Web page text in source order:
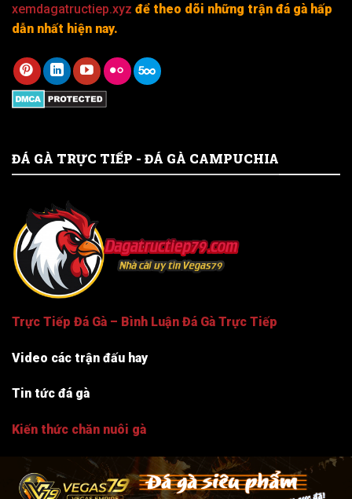
xemdagatructiep.xyz để theo dõi những trận đá gà hấp
dẫn nhất hiện nay.
ĐÁ GÀ TRỰC TIẾP - ĐÁ GÀ CAMPUCHIA
Trực Tiếp Đá Gà – Bình Luận Đá Gà Trực Tiếp
Video các trận đấu hay
Tin tức đá gà
Kiến thức chăn nuôi gà